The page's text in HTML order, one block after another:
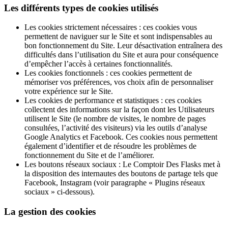
Les différents types de cookies utilisés
Les cookies strictement nécessaires : ces cookies vous
permettent de naviguer sur le Site et sont indispensables au
bon fonctionnement du Site. Leur désactivation entraînera des
difficultés dans l’utilisation du Site et aura pour conséquence
d’empêcher l’accès à certaines fonctionnalités.
Les cookies fonctionnels : ces cookies permettent de
mémoriser vos préférences, vos choix afin de personnaliser
votre expérience sur le Site.
Les cookies de performance et statistiques : ces cookies
collectent des informations sur la façon dont les Utilisateurs
utilisent le Site (le nombre de visites, le nombre de pages
consultées, l’activité des visiteurs) via les outils d’analyse
Google Analytics et Facebook. Ces cookies nous permettent
également d’identifier et de résoudre les problèmes de
fonctionnement du Site et de l’améliorer.
Les boutons réseaux sociaux : Le Comptoir Des Flasks met à
la disposition des internautes des boutons de partage tels que
Facebook, Instagram (voir paragraphe « Plugins réseaux
sociaux » ci-dessous).
La gestion des cookies